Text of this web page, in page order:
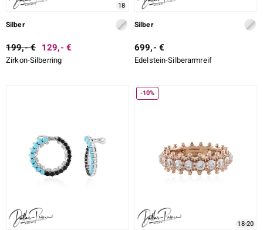
18
Silber
199,- € 129,- €
Zirkon-Silberring
Silber
699,- €
Edelstein-Silberarmreif
-10%
18-20